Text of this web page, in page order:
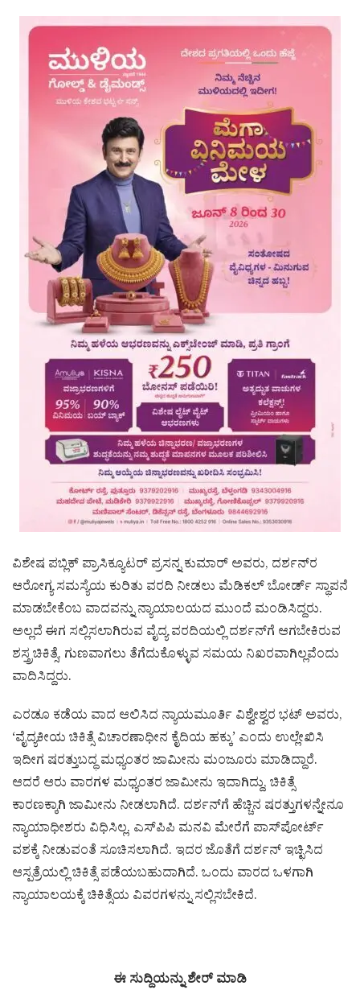
ವಿಶೇಷ ಪಬ್ಲಿಕ್ ಪ್ರಾಸಿಕ್ಯೂಟರ್ ಪ್ರಸನ್ನ ಕುಮಾರ್ ಅವರು, ದರ್ಶನ್​ರ
ಆರೋಗ್ಯ ಸಮಸ್ಯೆಯ ಕುರಿತು ವರದಿ ನೀಡಲು ಮೆಡಿಕಲ್ ಬೋರ್ಡ್ ಸ್ಥಾಪನೆ
ಮಾಡಬೇಕೆಂಬ ವಾದವನ್ನು ನ್ಯಾಯಾಲಯದ ಮುಂದೆ ಮಂಡಿಸಿದ್ದರು.
ಅಲ್ಲದೆ ಈಗ ಸಲ್ಲಿಸಲಾಗಿರುವ ವೈದ್ಯ ವರದಿಯಲ್ಲಿ ದರ್ಶನ್​ಗೆ ಆಗಬೇಕಿರುವ
ಶಸ್ತ್ರಚಿಕಿತ್ಸೆ, ಗುಣವಾಗಲು ತೆಗೆದುಕೊಳ್ಳುವ ಸಮಯ ನಿಖರವಾಗಿಲ್ಲವೆಂದು
ವಾದಿಸಿದ್ದರು.
ಎರಡೂ ಕಡೆಯ ವಾದ ಆಲಿಸಿದ ನ್ಯಾಯಮೂರ್ತಿ ವಿಶ್ವೇಶ್ವರ ಭಟ್ ಅವರು,
‘ವೈದ್ಯಕೀಯ ಚಿಕಿತ್ಸೆ ವಿಚಾರಣಾಧೀನ ಕೈದಿಯ ಹಕ್ಕು’ ಎಂದು ಉಲ್ಲೇಖಿಸಿ
ಇದೀಗ ಷರತ್ತುಬದ್ಧ ಮಧ್ಯಂತರ ಜಾಮೀನು ಮಂಜೂರು ಮಾಡಿದ್ದಾರೆ.
ಆದರೆ ಆರು ವಾರಗಳ ಮಧ್ಯಂತರ ಜಾಮೀನು ಇದಾಗಿದ್ದು, ಚಿಕಿತ್ಸೆ
ಕಾರಣಕ್ಕಾಗಿ ಜಾಮೀನು ನೀಡಲಾಗಿದೆ. ದರ್ಶನ್​ಗೆ ಹೆಚ್ಚಿನ ಷರತ್ತುಗಳನ್ನೇನೂ
ನ್ಯಾಯಾಧೀಶರು ವಿಧಿಸಿಲ್ಲ. ಎಸ್​ಪಿಪಿ ಮನವಿ ಮೇರೆಗೆ ಪಾಸ್​ಪೋರ್ಟ್​
ವಶಕ್ಕೆ ನೀಡುವಂತೆ ಸೂಚಿಸಲಾಗಿದೆ. ಇದರ ಜೊತೆಗೆ ದರ್ಶನ್ ಇಚ್ಛಿಸಿದ
ಆಸ್ಪತ್ರೆಯಲ್ಲಿ ಚಿಕಿತ್ಸೆ ಪಡೆಯಬಹುದಾಗಿದೆ. ಒಂದು ವಾರದ ಒಳಗಾಗಿ
ನ್ಯಾಯಾಲಯಕ್ಕೆ ಚಿಕಿತ್ಸೆಯ ವಿವರಗಳನ್ನು ಸಲ್ಲಿಸಬೇಕಿದೆ.
ಈ ಸುದ್ದಿಯನ್ನು ಶೇರ್ ಮಾಡಿ